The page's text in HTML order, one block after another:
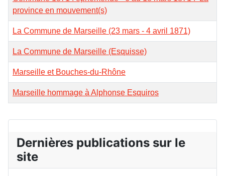
province en mouvement(s)
La Commune de Marseille (23 mars - 4 avril 1871)
La Commune de Marseille (Esquisse)
Marseille et Bouches-du-Rhône
Marseille hommage à Alphonse Esquiros
Dernières publications sur le
site